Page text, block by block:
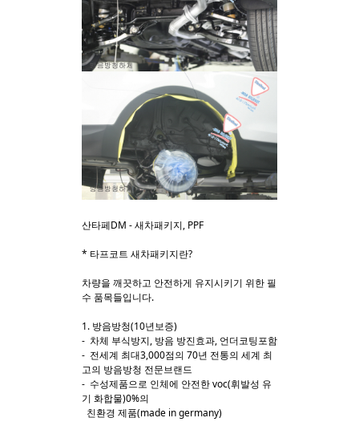
산타페DM - 새차패키지, PPF
* 타프코트 새차패키지란?
차량을 깨끗하고 안전하게 유지시키기 위한 필
수 품목들입니다.
1. 방음방청(10년보증)
- 차체 부식방지, 방음 방진효과, 언더코팅포함
- 전세계 최대3,000점의 70년 전통의 세계 최
고의 방음방청 전문브랜드
- 수성제품으로 인체에 안전한 voc(휘발성 유
기 화합물)0%의
친환경 제품(made in germany)